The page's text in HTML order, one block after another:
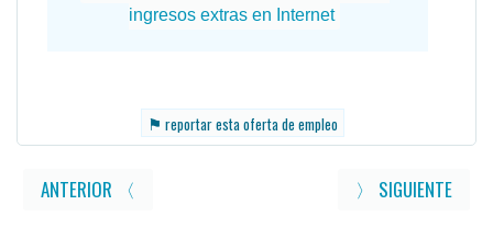
⚑ reportar esta oferta de empleo
ANTERIOR 〈 〉 SIGUIENTE